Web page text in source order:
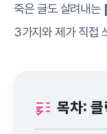
죽은 글도 살려내는
3가지와 제가 직접
목차: 클